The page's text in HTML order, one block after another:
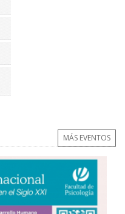
MÁS EVENTOS